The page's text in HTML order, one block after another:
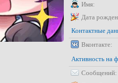
Имя:
Дата
Контактные
Вконтакте:
Активность на
Сообщений: